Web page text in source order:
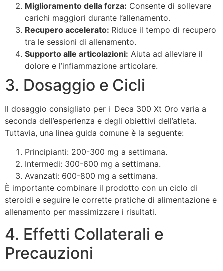
Miglioramento della forza: Consente di sollevare
carichi maggiori durante l’allenamento.
Recupero accelerato: Riduce il tempo di recupero
tra le sessioni di allenamento.
Supporto alle articolazioni: Aiuta ad alleviare il
dolore e l’infiammazione articolare.
3. Dosaggio e Cicli
Il dosaggio consigliato per il Deca 300 Xt Oro varia a
seconda dell’esperienza e degli obiettivi dell’atleta.
Tuttavia, una linea guida comune è la seguente:
Principianti: 200-300 mg a settimana.
Intermedi: 300-600 mg a settimana.
Avanzati: 600-800 mg a settimana.
È importante combinare il prodotto con un ciclo di
steroidi e seguire le corrette pratiche di alimentazione e
allenamento per massimizzare i risultati.
4. Effetti Collaterali e
Precauzioni